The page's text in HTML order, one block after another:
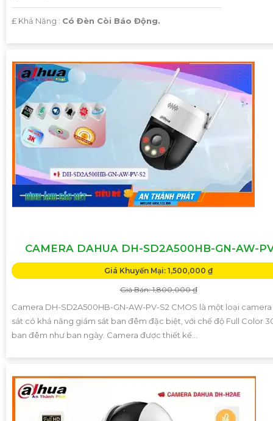
️₤ Khả Năng : Có Ðèn Còi Báo Động.
CAMERA DAHUA DH-SD2A500HB-GN-AW-
Giá Khuyến Mại: 1,500,000 ₫
Giá Bán: 1,800,000 ₫
Camera DH-SD2A500HB-GN-AW-PV-S2 CMOS là một loại
sát có khả năng giám sát ban đêm đặc biệt, với chế độ Full Color
ban đêm như ban ngày. Camera được thiết kế...